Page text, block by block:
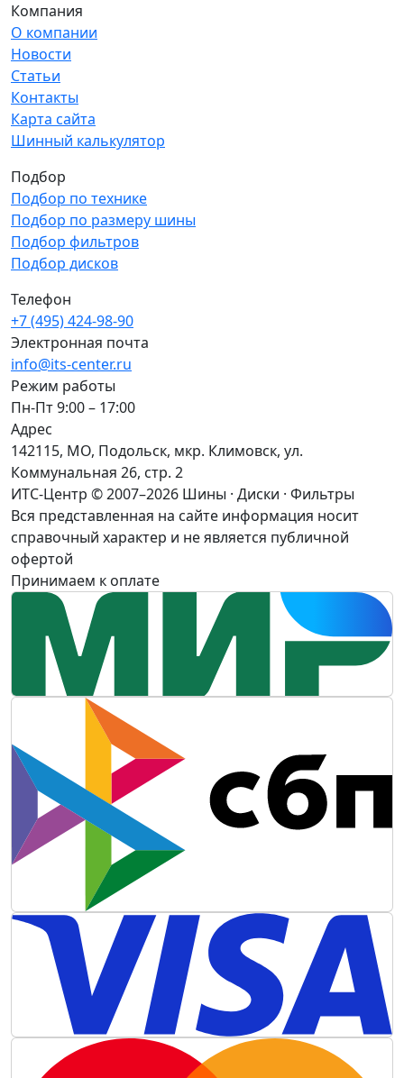
Компания
О компании
Новости
Статьи
Контакты
Карта сайта
Шинный калькулятор
Подбор
Подбор по технике
Подбор по размеру шины
Подбор фильтров
Подбор дисков
Телефон
+7 (495) 424-98-90
Электронная почта
info@its-center.ru
Режим работы
Пн-Пт 9:00 – 17:00
Адрес
142115, МО, Подольск, мкр. Климовск, ул.
Коммунальная 26, стр. 2
ИТС-Центр © 2007–2026 Шины · Диски · Фильтры
Вся представленная на сайте информация носит
справочный характер и не является публичной
офертой
Принимаем к оплате